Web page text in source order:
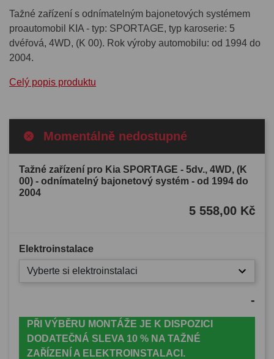
Tažné zařízení s odnímatelným bajonetových systémem
proautomobil KIA - typ: SPORTAGE, typ karoserie: 5
dvéřová, 4WD, (K 00). Rok výroby automobilu: od 1994 do
2004.
Celý popis produktu
Momentálně nedostupné
Tažné zařízení pro Kia SPORTAGE - 5dv., 4WD, (K
00) - odnímatelný bajonetový systém - od 1994 do
2004
5 558,00 Kč
Elektroinstalace
Vyberte si elektroinstalaci
-
PŘI VÝBĚRU MONTÁŽE JE K DISPOZICI
DODATEČNÁ SLEVA 10 % NA TAŽNÉ
ZAŘÍZENÍ A ELEKTROINSTALACI.